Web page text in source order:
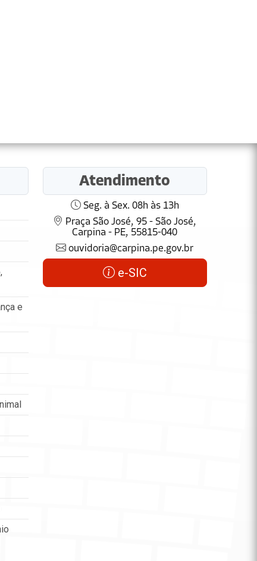
e
Atendimento
Seg. à Sex. 08h às 13h
Praça São José, 95 - São José,
Carpina - PE, 55815-040
ouvidoria@carpina.pe.gov.br
e-SIC